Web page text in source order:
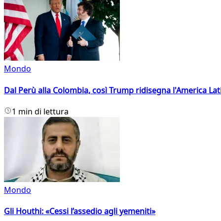
Mondo
Dal Perù alla Colombia, così Trump ridisegna l'America
1 min di lettura
Mondo
Gli Houthi: «Cessi l’assedio agli yemeniti»